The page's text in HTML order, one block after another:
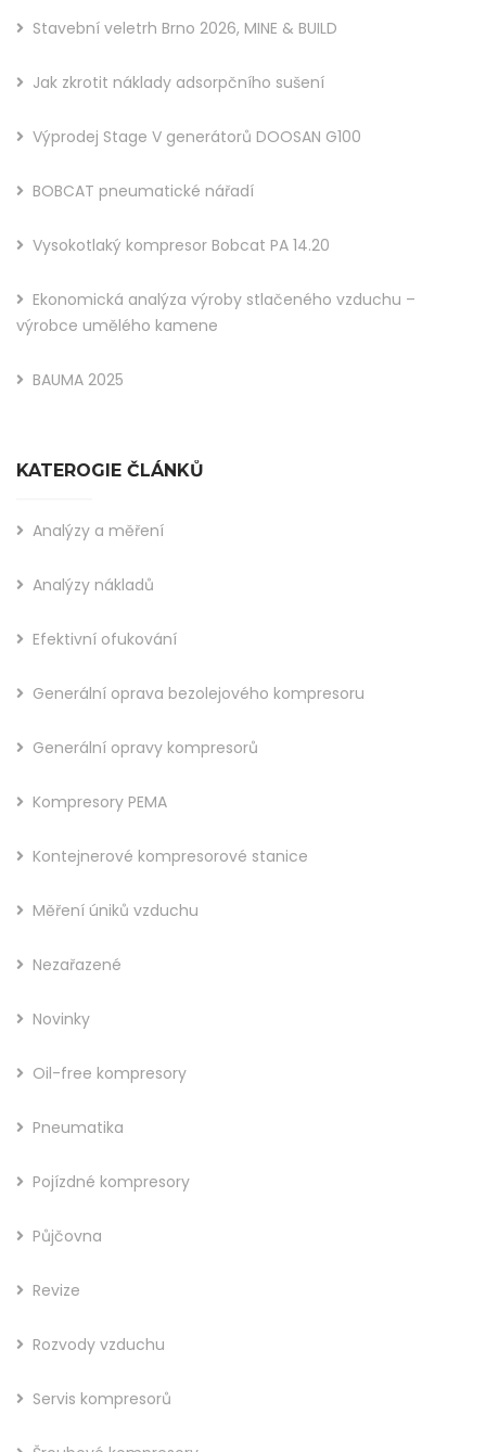
Stavební veletrh Brno 2026, MINE & BUILD
Jak zkrotit náklady adsorpčního sušení
Výprodej Stage V generátorů DOOSAN G100
BOBCAT pneumatické nářadí
Vysokotlaký kompresor Bobcat PA 14.20
Ekonomická analýza výroby stlačeného vzduchu –
výrobce umělého kamene
BAUMA 2025
KATEROGIE ČLÁNKŮ
Analýzy a měření
Analýzy nákladů
Efektivní ofukování
Generální oprava bezolejového kompresoru
Generální opravy kompresorů
Kompresory PEMA
Kontejnerové kompresorové stanice
Měření úniků vzduchu
Nezařazené
Novinky
Oil-free kompresory
Pneumatika
Pojízdné kompresory
Půjčovna
Revize
Rozvody vzduchu
Servis kompresorů